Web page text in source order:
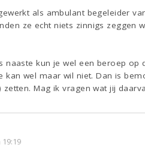
als ambulant begeleider
ze echt niets zinnigs
naaste kun je wel een beroep
kan wel maar wil niet. Dan is
Mag ik vragen wat jij